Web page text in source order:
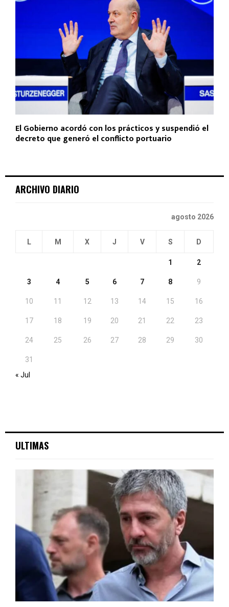
El Gobierno acordó con los prácticos y suspendió el
decreto que generó el conflicto portuario
ARCHIVO DIARIO
agosto 2026
L M X J V S D
1 2
3 4 5 6 7 8 9
10 11 12 13 14 15 16
17 18 19 20 21 22 23
24 25 26 27 28 29 30
31
« Jul
ULTIMAS